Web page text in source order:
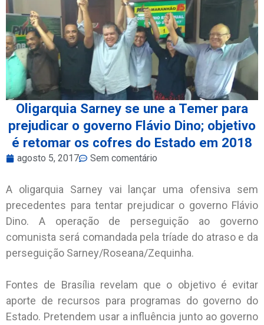
Oligarquia Sarney se une a Temer para
prejudicar o governo Flávio Dino; objetivo
é retomar os cofres do Estado em 2018
agosto 5, 2017 Sem comentário
A oligarquia Sarney vai lançar uma ofensiva sem
precedentes para tentar prejudicar o governo Flávio
Dino. A operação de perseguição ao governo
comunista será comandada pela tríade do atraso e da
perseguição Sarney/Roseana/Zequinha.
Fontes de Brasília revelam que o objetivo é evitar
aporte de recursos para programas do governo do
Estado. Pretendem usar a influência junto ao governo